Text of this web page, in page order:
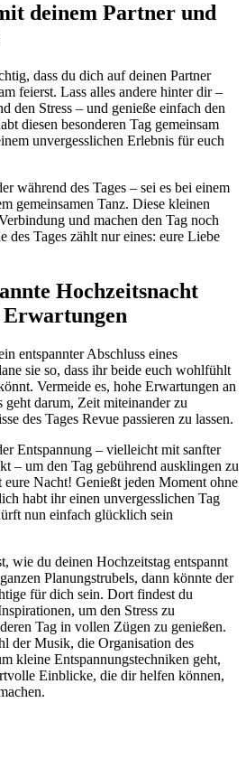
deinem Partner und
dass du dich auf deinen Partner
feierst. Lass alles andere hinter dir –
den Stress – und genieße einfach den
diesen besonderen Tag gemeinsam
unvergesslichen Erlebnis für euch
während des Tages – sei es bei einem
gemeinsamen Tanz. Diese kleinen
und machen den Tag noch
des Tages zählt nur eines: eure Liebe
Hochzeitsnacht
entspannter Abschluss eines
sie so, dass ihr beide euch wohlfühlt
Vermeide es, hohe Erwartungen an
geht darum, Zeit miteinander zu
des Tages Revue passieren zu lassen.
Entspannung – vielleicht mit sanfter
– um den Tag gebührend ausklingen zu
eure Nacht! Genießt jeden Moment ohne
habt ihr einen unvergesslichen Tag
nun einfach glücklich sein
wie du deinen Hochzeitstag entspannt
Planungstrubels, dann könnte der
für dich sein. Dort findest du
um den Stress zu
Tag in vollen Zügen zu genießen.
der Musik, die Organisation des
kleine Entspannungstechniken geht,
Einblicke, die dir helfen können,